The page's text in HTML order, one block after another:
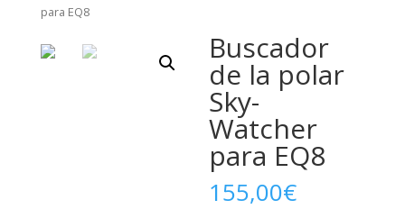
para EQ8
Buscador
de la polar
Sky-
Watcher
para EQ8
155,00€